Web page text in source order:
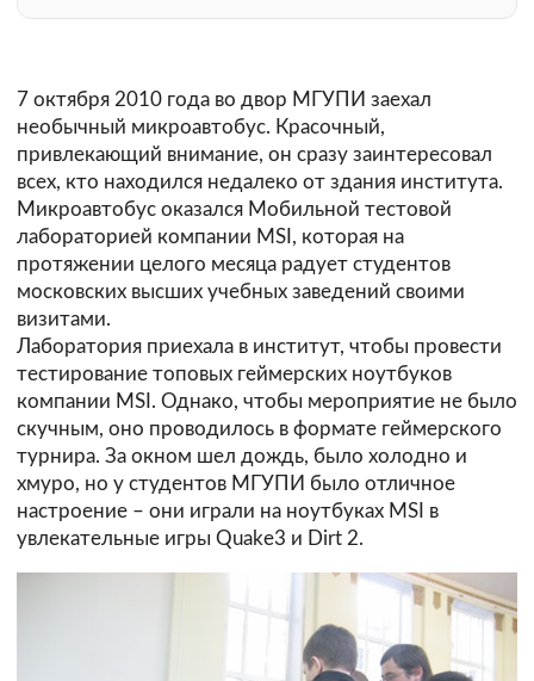
7 октября 2010 года во двор МГУПИ заехал
необычный микроавтобус. Красочный,
привлекающий внимание, он сразу заинтересовал
всех, кто находился недалеко от здания института.
Микроавтобус оказался Мобильной тестовой
лабораторией компании MSI, которая на
протяжении целого месяца радует студентов
московских высших учебных заведений своими
визитами.
Лаборатория приехала в институт, чтобы провести
тестирование топовых геймерских ноутбуков
компании MSI. Однако, чтобы мероприятие не было
скучным, оно проводилось в формате геймерского
турнира. За окном шел дождь, было холодно и
хмуро, но у студентов МГУПИ было отличное
настроение – они играли на ноутбуках MSI в
увлекательные игры Quake3 и Dirt 2.